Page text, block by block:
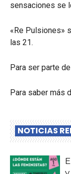
sensaciones se
«Re Pulsiones»
las 21.
Para ser parte
Para saber más
NOTICIAS